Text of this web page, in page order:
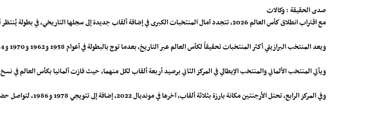
صدى الحقيقة : وكالات
مع اقتراب انطلاق كأس العالم 2026، تتجدد آمال المنتخبات الكبرى في إضافة ألقاب جديدة إلى سجلها التاريخي، في بطولة يُنتظر أن تشهد صراعاً قوياً بين كبار كرة القدم العالمية.
ويعد المنتخب البرازيلي أكثر المنتخبات تحقيقاً لكأس العالم عبر التاريخ، بعدما توج بالبطولة في أعوام 1958 و1962 و1970 و1994 و2002، ليبقى الرقم القياسي في عدد مرات التتويج دون منافسة حتى الآن.
ويأتي المنتخب الألماني والمنتخب الإيطالي في المركز الثاني برصيد أربعة ألقاب لكل منهما، حيث فازت ألمانيا بكأس العالم في نسخ 1954 و1974 و1990 و2014، بينما حققت إيطاليا ألقابها في 1934 و1938 و1982 و2006.
وفي المركز الرابع، تحتل الأرجنتين مكانة بارزة بثلاثة ألقاب، آخرها في مونديال 2022، إضافة إلى تتويجي 1978 و1986، لتواصل حضورها القوي بين كبار اللعبة.